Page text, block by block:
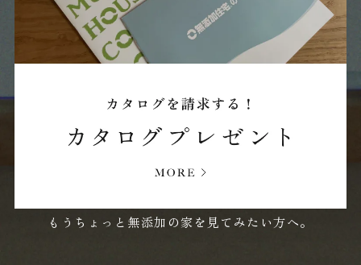
2024年01月 (17)
もうちょっと無添加の家を見てみたい方へ。